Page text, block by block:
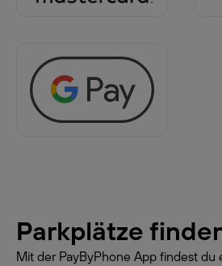
Parkplätze
Mit der PayByPhone App findest